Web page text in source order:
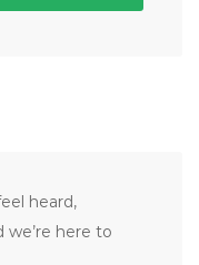
heard,
we’re here to